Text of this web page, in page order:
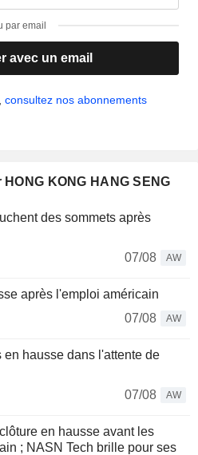
par email
avec un email
consultez nos abonnements
KONG HANG SENG
des sommets après
07/08
AW
après l'emploi américain
07/08
AW
hausse dans l'attente de
07/08
AW
en hausse avant les
; NASN Tech brille pour ses